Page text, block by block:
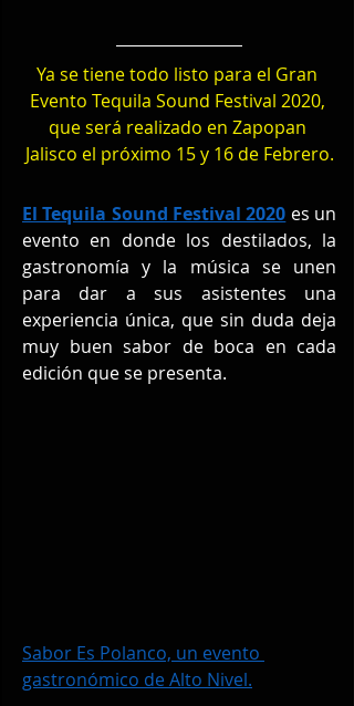
Ya se tiene todo listo para el Gran
Evento Tequila Sound Festival 2020,
que será realizado en Zapopan
Jalisco el próximo 15 y 16 de Febrero.
El Tequila Sound Festival 2020 es un
evento en donde los destilados, la
gastronomía y la música se unen
para dar a sus asistentes una
experiencia única, que sin duda deja
muy buen sabor de boca en cada
edición que se presenta.
Sabor Es Polanco, un evento
gastronómico de Alto Nivel.